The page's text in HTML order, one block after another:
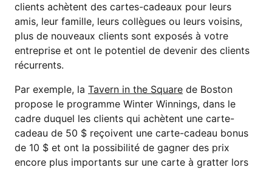
clients achètent des cartes-cadeaux pour leurs
amis, leur famille, leurs collègues ou leurs voisins,
plus de nouveaux clients sont exposés à votre
entreprise et ont le potentiel de devenir des clients
récurrents.
Par exemple, la Tavern in the Square de Boston
propose le programme Winter Winnings, dans le
cadre duquel les clients qui achètent une carte-
cadeau de 50 $ reçoivent une carte-cadeau bonus
de 10 $ et ont la possibilité de gagner des prix
encore plus importants sur une carte à gratter lors